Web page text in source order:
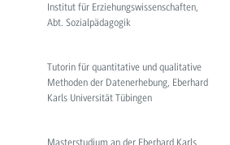
Institut für Erziehungswissenschaften,
Abt. Sozialpädagogik
Tutorin für quantitative und qualitative
Methoden der Datenerhebung, Eberhard
Karls Universität Tübingen